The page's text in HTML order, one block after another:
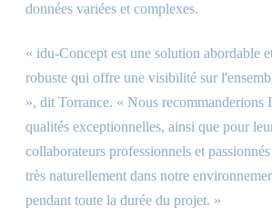
données variées et complexes.
« idu-Concept est une solution abordable
robuste qui offre une visibilité sur
», dit Torrance. « Nous recommanderions
qualités exceptionnelles, ainsi que pour
collaborateurs professionnels et
très naturellement dans notre
pendant toute la durée du projet. »